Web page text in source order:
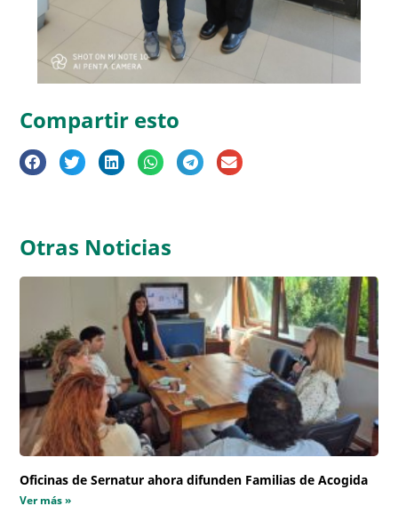
Compartir esto
Otras Noticias
Oficinas de Sernatur ahora difunden Familias de Acogida
Ver más »